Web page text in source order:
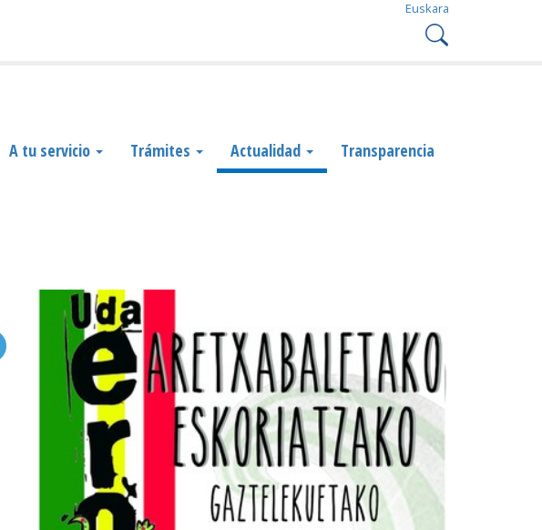
Euskara
A tu servicio Trámites Actualidad Transparencia